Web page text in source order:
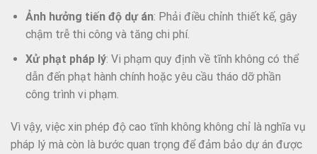
Ảnh hưởng tiến độ dự án: Phải điều chỉnh thiết kế, gây
chậm trễ thi công và tăng chi phí.
Xử phạt pháp lý: Vi phạm quy định về tĩnh không có thể
dẫn đến phạt hành chính hoặc yêu cầu tháo dỡ phần
công trình vi phạm.
Vì vậy, việc xin phép độ cao tĩnh không không chỉ là nghĩa vụ
pháp lý mà còn là bước quan trọng để đảm bảo dự án được